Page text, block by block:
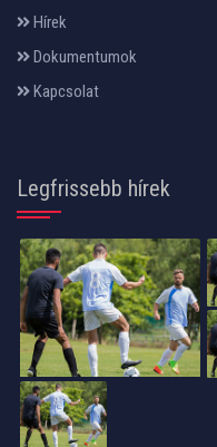
Hírek
Dokumentumok
Kapcsolat
Legfrissebb hírek